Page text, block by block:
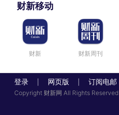
财新移动
财新 财新周刊
登录 网页版 订阅电邮
Copyright 财新网 All Rights Reserved